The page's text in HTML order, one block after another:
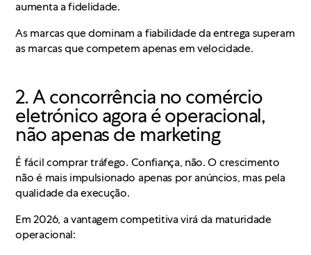
aumenta a fidelidade.
As marcas que dominam a fiabilidade da entrega superam
as marcas que competem apenas em velocidade.
2. A concorrência no comércio
eletrónico agora é operacional,
não apenas de marketing
É fácil comprar tráfego. Confiança, não. O crescimento
não é mais impulsionado apenas por anúncios, mas pela
qualidade da execução.
Em 2026, a vantagem competitiva virá da maturidade
operacional: